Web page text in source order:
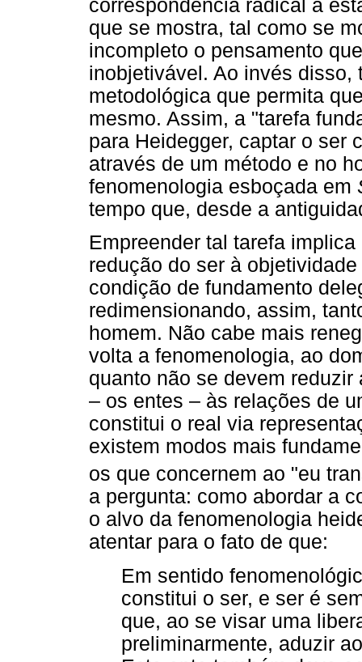
correspondência radical a
que se mostra, tal como se
incompleto o pensamento
inobjetivável. Ao invés disso,
metodológica que permita
mesmo. Assim, a "tarefa
para Heidegger, captar o ser
através de um método e no
fenomenologia esboçada em
tempo que, desde a
Empreender tal tarefa
redução do ser à
condição de fundamento
redimensionando, assim,
homem. Não cabe mais
volta a fenomenologia, ao
quanto não se devem
– os entes – às relações de
constitui o real via
existem modos mais
os que concernem ao "eu
a pergunta: como abordar a
o alvo da fenomenologia
atentar para o fato de que:
Em sentido
constitui o ser, e ser é
que, ao se visar uma
preliminarmente, aduzir